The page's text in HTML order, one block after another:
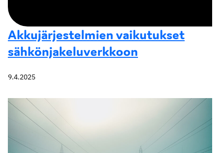
Akkujärjestelmien vaikutukset
sähkönjakeluverkkoon
9.4.2025